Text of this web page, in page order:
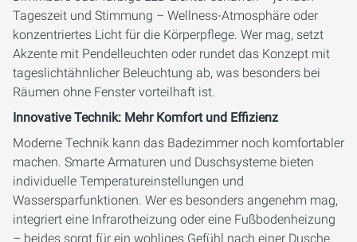
Tageszeit und Stimmung – Wellness-Atmosphäre oder
konzentriertes Licht für die Körperpflege. Wer mag, setzt
Akzente mit Pendelleuchten oder rundet das Konzept mit
tageslichtähnlicher Beleuchtung ab, was besonders bei
Räumen ohne Fenster vorteilhaft ist.
Innovative Technik: Mehr Komfort und Effizienz
Moderne Technik kann das Badezimmer noch komfortabler
machen. Smarte Armaturen und Duschsysteme bieten
individuelle Temperatureinstellungen und
Wassersparfunktionen. Wer es besonders angenehm mag,
integriert eine Infrarotheizung oder eine Fußbodenheizung
– beides sorgt für ein wohliges Gefühl nach einer Dusche